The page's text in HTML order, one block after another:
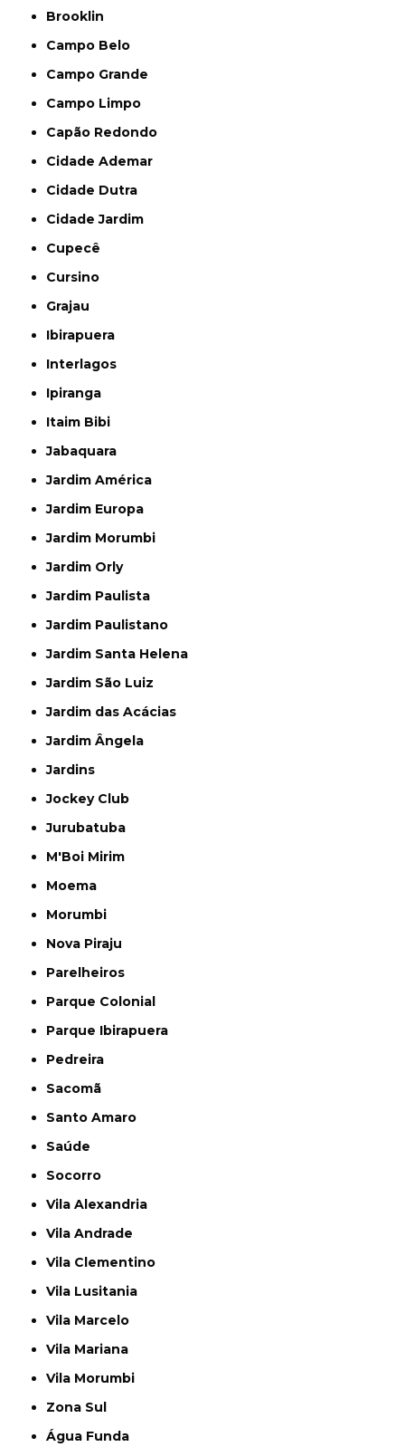
Brooklin
Campo Belo
Campo Grande
Campo Limpo
Capão Redondo
Cidade Ademar
Cidade Dutra
Cidade Jardim
Cupecê
Cursino
Grajau
Ibirapuera
Interlagos
Ipiranga
Itaim Bibi
Jabaquara
Jardim América
Jardim Europa
Jardim Morumbi
Jardim Orly
Jardim Paulista
Jardim Paulistano
Jardim Santa Helena
Jardim São Luiz
Jardim das Acácias
Jardim Ângela
Jardins
Jockey Club
Jurubatuba
M'Boi Mirim
Moema
Morumbi
Nova Piraju
Parelheiros
Parque Colonial
Parque Ibirapuera
Pedreira
Sacomã
Santo Amaro
Saúde
Socorro
Vila Alexandria
Vila Andrade
Vila Clementino
Vila Lusitania
Vila Marcelo
Vila Mariana
Vila Morumbi
Zona Sul
Água Funda